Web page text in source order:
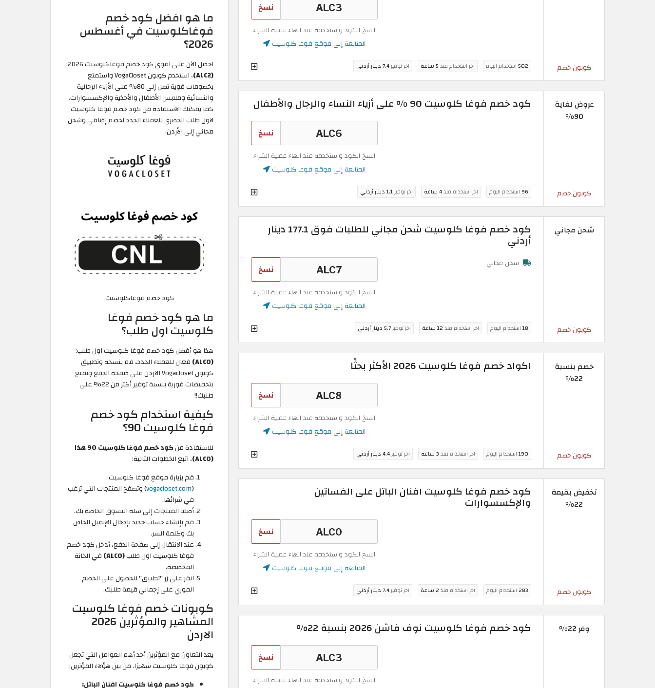
كوبون خصم
نسخ
انسخ الكود واستخدمه عند انهاء عملية الشراء
المتابعة إلى موقع فوغا كلوسيت
502استخدام اليوم اخر استخدام منذ5 ساعة اخر توفير7.4 دينار أردني
عروض لغاية
90%
كوبون خصم
كود خصم فوغا كلوسيت 90 % على أزياء النساء والرجال والأطفال
نسخ
انسخ الكود واستخدمه عند انهاء عملية الشراء
المتابعة إلى موقع فوغا كلوسيت
96استخدام اليوم اخر استخدام منذ4 ساعة اخر توفير1.1 دينار أردني
شحن مجاني
كوبون خصم
كود خصم فوغا كلوسيت شحن مجاني للطلبات فوق 177.1 دينار
أردني
شحن مجاني نسخ
انسخ الكود واستخدمه عند انهاء عملية الشراء
المتابعة إلى موقع فوغا كلوسيت
18استخدام اليوم اخر استخدام منذ12 ساعة اخر توفير5.7 دينار أردني
خصم بنسبة
22%
كوبون خصم
اكواد خصم فوغا كلوسيت 2026 الأكثر بحثًا
نسخ
انسخ الكود واستخدمه عند انهاء عملية الشراء
المتابعة إلى موقع فوغا كلوسيت
190استخدام اليوم اخر استخدام منذ3 ساعة اخر توفير4.4 دينار أردني
تخفيض بقيمة
22%
كوبون خصم
كود خصم فوغا كلوسيت افنان الباتل على الفساتين
والإكسسوارات
نسخ
انسخ الكود واستخدمه عند انهاء عملية الشراء
المتابعة إلى موقع فوغا كلوسيت
283استخدام اليوم اخر استخدام منذ2 ساعة اخر توفير7.4 دينار أردني
وفر 22% كود خصم فوغا كلوسيت نوف فاشن 2026 بنسبة 22%
نسخ
انسخ الكود واستخدمه عند انهاء عملية الشراء
ما هو افضل كود خصم
فوغاكلوسيت في أغسطس
2026؟
احصل الآن على اقوى كود خصم فوغاكلوسيت 2026:
(ALC2)
، استخدم كوبون VogaCloset واستمتع
بخصومات قوية تصل إلى 80% على الأزياء الرجالية
والنسائية وملابس الأطفال والأحذية والإكسسوارات،
كما يمكنك الاستفادة من كود خصم فوغا كلوسيت
لاول طلب الحصري للعملاء الجدد لخصم إضافي وشحن
مجاني إلى الأردن.
كود خصم فوغاكلوسيت
ما هو كود خصم فوغا
كلوسيت اول طلب؟
هذا هو أفضل كود خصم فوغا كلوسيت اول طلب:
(ALC0)
فعال للعملاء الجدد. قم بنسخه وتطبيق
كوبون Vogacloset الاردن على صفحة الدفع وتمتع
بتخفيضات فورية بنسبة توفير أكثر من 22% على
طلبك!!
كيفية استخدام كود خصم
فوغا كلوسيت 90؟
للاستفادة من
كود خصم فوغا كلوسيت 90 هذا
(ALC0)
، اتبع الخطوات التالية:
قم بزيارة موقع فوغا كلوسيت
(
vogacloset.com) وتصفح المنتجات التي ترغب
في شرائها.
أضف المنتجات إلى سلة التسوق الخاصة بك.
قم بإنشاء حساب جديد بإدخال الإيميل الخاص
بك وكلمة السر.
عند الانتقال إلى صفحة الدفع، أدخل كود خصم
فوغا كلوسيت اول طلب(ALC0)
في الخانة
المخصصة.
انقر على زر "تطبيق" للحصول على الخصم
الفوري على إجمالي قيمة طلبك.
كوبونات خصم فوغا كلوسيت
المشاهير والمؤثرين 2026
الاردن
يعد التعاون مع المؤثرين أحد أهم العوامل التي تجعل
كوبون فوغا كلوسيت شهيرًا. من بين هؤلاء المؤثرين:
كود خصم فوغا كلوسيت افنان الباتل: